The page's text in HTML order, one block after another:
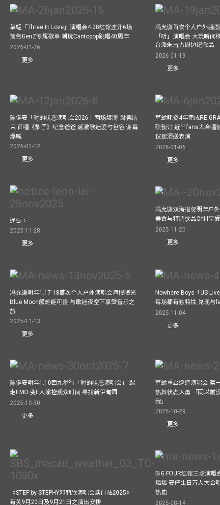
草蜢「Three In Love」演唱会4.28红馆连开6场
预告GenZ专属歌单 潮玩Cantopop跳唱40周年
2026-01-26
更多
冯允谦首次个人户外骚
「听」演唱会 大玩瞬
台派朱古力周边纪念品
2026-01-19
更多
陈健安「时的状态演唱会2026」两场爆满 圆满结
束 首唱《梨子》纪念爸爸 感激歌迷爱与包容 谢幕
爆喊
2026-01-12
更多
草蜢耗资4年完成
碟预订 近千fans大合唱
仪摆酒送表演
2026-01-06
更多
通告：
2025-11-28
更多
冯允谦双海报贺明年户
美食与特调饮品Chill享
2025-11-20
更多
冯允谦明年1.17-18首次个人户外演唱会海报曝光
Blue Moon般难能可贵 与歌迷夜空下享受音乐之
旅
2025-11-13
更多
Nowhere Boys「US
每场都有独特性 兑现与
2025-11-04
更多
陈健安明年1.10西九举行「时的状态演唱会」 踢
走EMO 变E人掌控观众时间 寻找新伊甸园
2025-10-30
更多
草蜢重启巡迴演唱会 蔡
热舞状态大勇 「同以前
我」
2025-10-29
更多
《STEP by STEPHY邓丽欣演唱会澳门站2025》-
有关9月20日及9月21日之演出安排
BIG FOUR红馆三场演
熠熠 安仔生日万人大合
热血
2025-08-14